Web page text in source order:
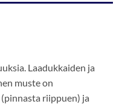
Laadukkaiden ja
muste on
riippuen) ja